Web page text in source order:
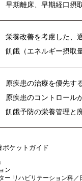
早期離床、早期経口摂
栄養改善を考慮した、
飢餓（エネルギー摂取
原疾患の治療を優先する
原疾患のコントロール
飢餓予防の栄養管理と
ポケットガイド
ン
ー リハビリテーション科